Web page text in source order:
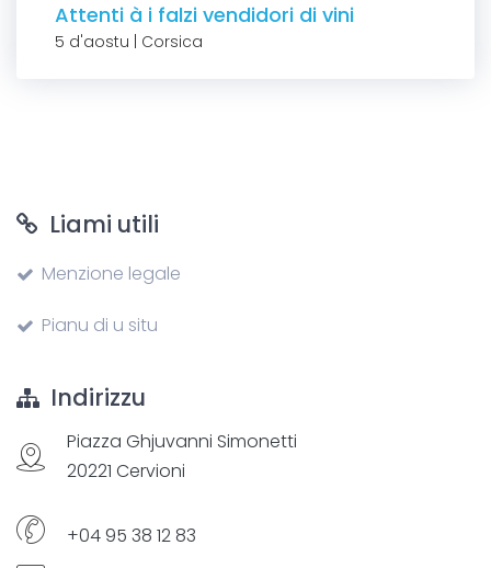
Attenti à i falzi vendidori di vini
5 d'aostu | Corsica
Liami utili
Menzione legale
Pianu di u situ
Indirizzu
Piazza Ghjuvanni Simonetti
20221 Cervioni
+04 95 38 12 83